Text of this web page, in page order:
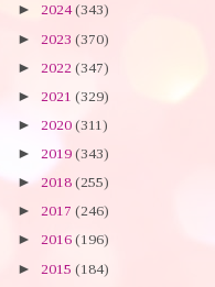
► 2024(343)
► 2023 (370)
► 2022 (347)
► 2021 (329)
► 2020 (311)
► 2019 (343)
► 2018 (255)
► 2017 (246)
► 2016 (196)
► 2015 (184)